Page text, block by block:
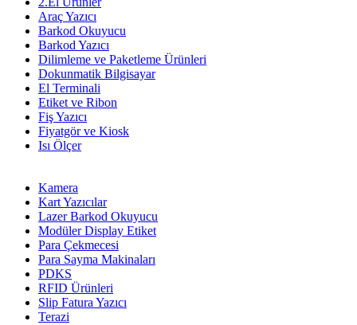
Araç Yazıcı
Barkod Okuyucu
Barkod Yazıcı
Dilimleme ve Paketleme Ürünleri
Dokunmatik Bilgisayar
El Terminali
Etiket ve Ribon
Fiş Yazıcı
Fiyatgör ve Kiosk
Isı Ölçer
Kamera
Kart Yazıcılar
Lazer Barkod Okuyucu
Modüler Display Etiket
Para Çekmecesi
Para Sayma Makinaları
PDKS
RFID Ürünleri
Slip Fatura Yazıcı
Terazi